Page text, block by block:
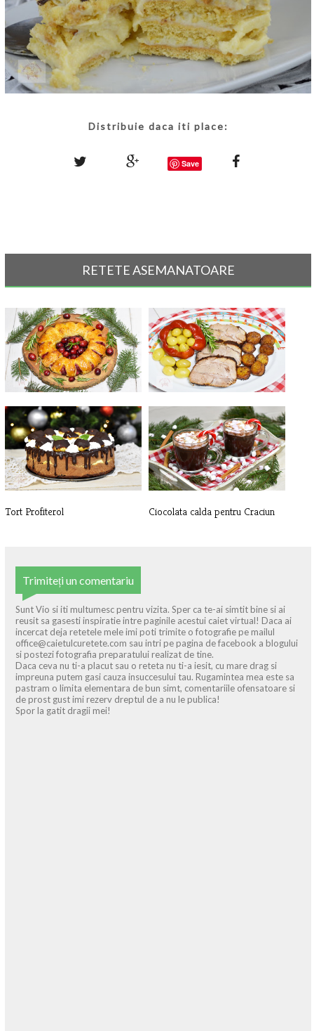
Distribuie daca iti place:
Save
RETETE ASEMANATOARE
Coronita aperitiv cu merisoare si
c[...]
Ceafa de porc intreaga la cuptor
Tort Profiterol Ciocolata calda pentru Craciun
Trimiteți un comentariu
Sunt Vio si iti multumesc pentru vizita. Sper ca te-ai simtit bine si ai
reusit sa gasesti inspiratie intre paginile acestui caiet virtual! Daca ai
incercat deja retetele mele imi poti trimite o fotografie pe mailul
office@caietulcuretete.com sau intri pe pagina de facebook a blogului
si postezi fotografia preparatului realizat de tine.
Daca ceva nu ti-a placut sau o reteta nu ti-a iesit, cu mare drag si
impreuna putem gasi cauza insuccesului tau. Rugamintea mea este sa
pastram o limita elementara de bun simt, comentariile ofensatoare si
de prost gust imi rezerv dreptul de a nu le publica!
Spor la gatit dragii mei!